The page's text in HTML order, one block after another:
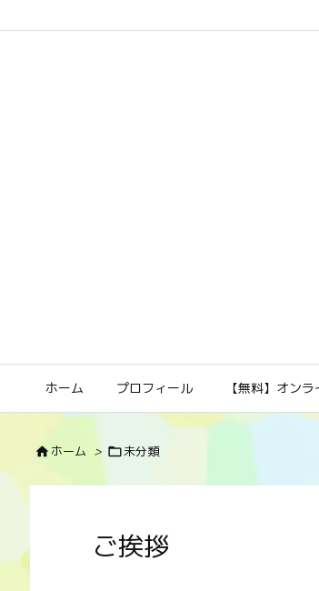
ホーム プロフィール 【無料】オン
ホーム > 未分類
ご挨拶